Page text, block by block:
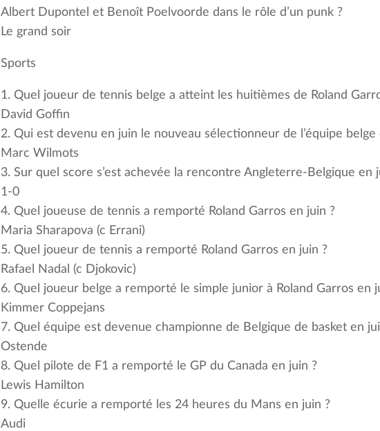
Albert Dupontel et Benoît Poelvoorde dans le rôle d’un punk ?
Le grand soir
Sports
1. Quel joueur de tennis belge a atteint les huitièmes de Roland
David Goffin
2. Qui est devenu en juin le nouveau sélectionneur de l’équipe belge
Marc Wilmots
3. Sur quel score s’est achevée la rencontre Angleterre-Belgique en
1-0
4. Quel joueuse de tennis a remporté Roland Garros en juin ?
Maria Sharapova (c Errani)
5. Quel joueur de tennis a remporté Roland Garros en juin ?
Rafael Nadal (c Djokovic)
6. Quel joueur belge a remporté le simple junior à Roland Garros en
Kimmer Coppejans
7. Quel équipe est devenue championne de Belgique de basket en
Ostende
8. Quel pilote de F1 a remporté le GP du Canada en juin ?
Lewis Hamilton
9. Quelle écurie a remporté les 24 heures du Mans en juin ?
Audi